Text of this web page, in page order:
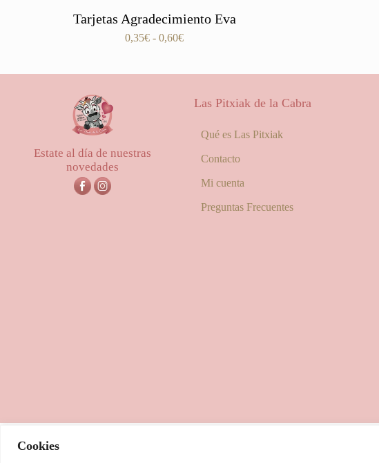
Cookies
Tarjetas Agradecimiento Eva
0,35€ - 0,60€Rango
hasta
Estate al día de nuestras
novedades
Las Pitxiak de la Cabra
Qué es Las Pitxiak
Contacto
Mi cuenta
Preguntas Frecuentes